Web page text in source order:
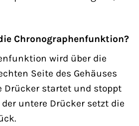
Chronographenfunktion?
wird über die
Seite des Gehäuses
Drücker startet und stoppt
untere Drücker setzt die